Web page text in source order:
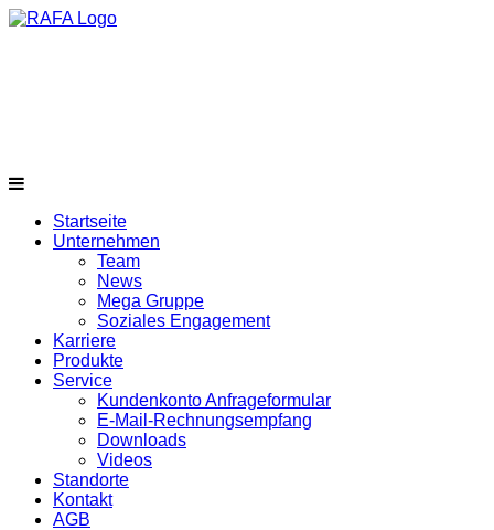
Startseite
Unternehmen
Team
News
Mega Gruppe
Soziales Engagement
Karriere
Produkte
Service
Kundenkonto Anfrageformular
E-Mail-Rechnungsempfang
Downloads
Videos
Standorte
Kontakt
AGB